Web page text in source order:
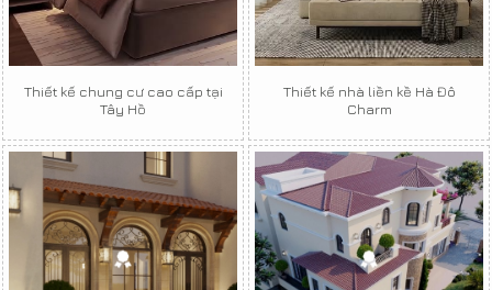
Thiết kế chung cư cao cấp tại
Tây Hồ
Thiết kế nhà liền kề Hà Đô
Charm